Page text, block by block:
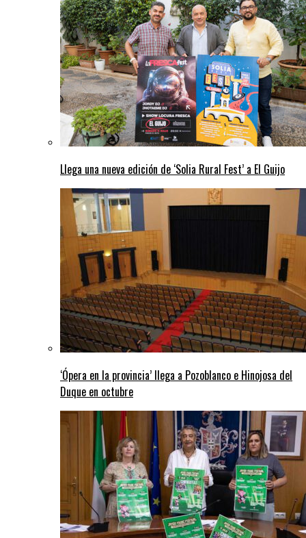
Llega una nueva edición de ‘Solia Rural Fest’ a El Guijo
‘Ópera en la provincia’ llega a Pozoblanco e Hinojosa del
Duque en octubre